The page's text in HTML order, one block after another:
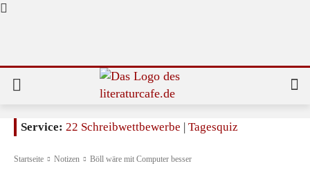
Service: 22 Schreibwettbewerbe | Tagesquiz
Startseite Notizen Böll wäre mit Computer besser